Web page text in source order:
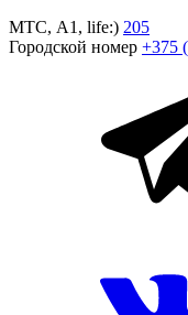
МТС, A1, life:) 205
Городской номер +375